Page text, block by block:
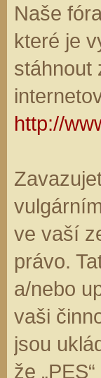
Naše
které je
stáhnout
http://
ve vaší
právo.
a/nebo
vaši
jsou
že